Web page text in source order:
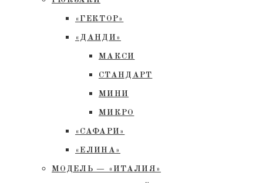
«ГЕКТОР»
«ДАНДИ»
МАКСИ
СТАНДАРТ
МИНИ
МИКРО
«САФАРИ»
«ЕЛИНА»
МОДЕЛЬ — «ИТАЛИЯ»